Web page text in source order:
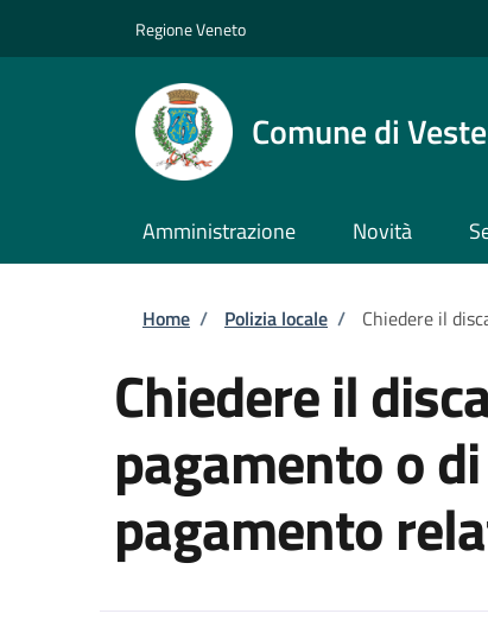
Regione Veneto
Comune di
Amministrazione Novità
Briciole di pane
Home / Polizia locale / Chiedere il
Chiedere il
pagamento o
pagamento